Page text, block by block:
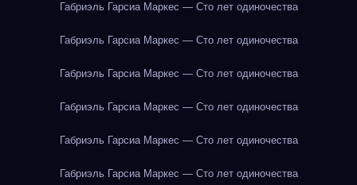
Габриэль Гарсиа Маркес — Сто лет одиночества
Габриэль Гарсиа Маркес — Сто лет одиночества
Габриэль Гарсиа Маркес — Сто лет одиночества
Габриэль Гарсиа Маркес — Сто лет одиночества
Габриэль Гарсиа Маркес — Сто лет одиночества
Габриэль Гарсиа Маркес — Сто лет одиночества